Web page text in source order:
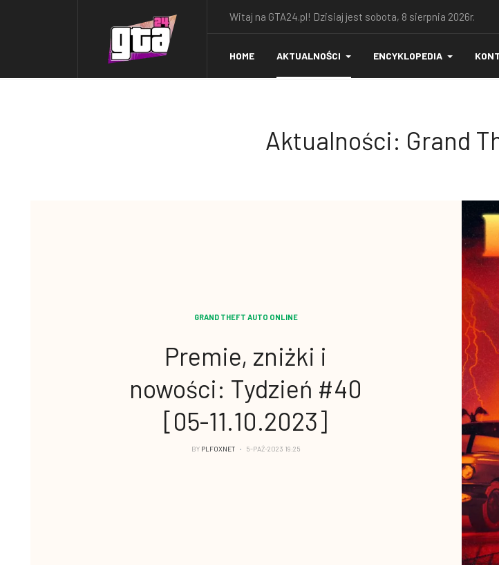
Witaj na GTA24.pl! Dzisiaj jest sobota, 8 sierpnia 2026r.
HOME AKTUALNOŚCI ENCYKLOPEDIA
Aktualności: Grand
GRAND THEFT AUTO ONLINE
Premie, zniżki i
nowości: Tydzień #40
[05-11.10.2023]
BY PLFOXNET 5-PAŹ-2023 19:25